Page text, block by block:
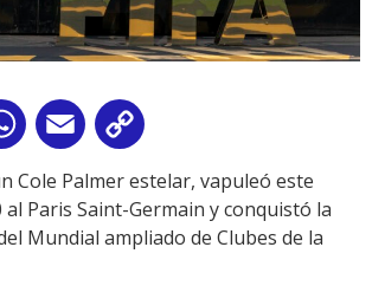
WhatsApp
Email
Link
Cole Palmer estelar, vapuleó este
Paris Saint-Germain y conquistó la
Mundial ampliado de Clubes de la